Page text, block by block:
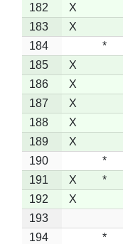
182
X
183
X
184
*
185
X
186
X
187
X
188
X
189
X
190
*
191
X *
192
X
193
194
*